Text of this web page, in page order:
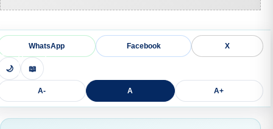
WhatsApp Facebook X
🌙 📖
A- A A+